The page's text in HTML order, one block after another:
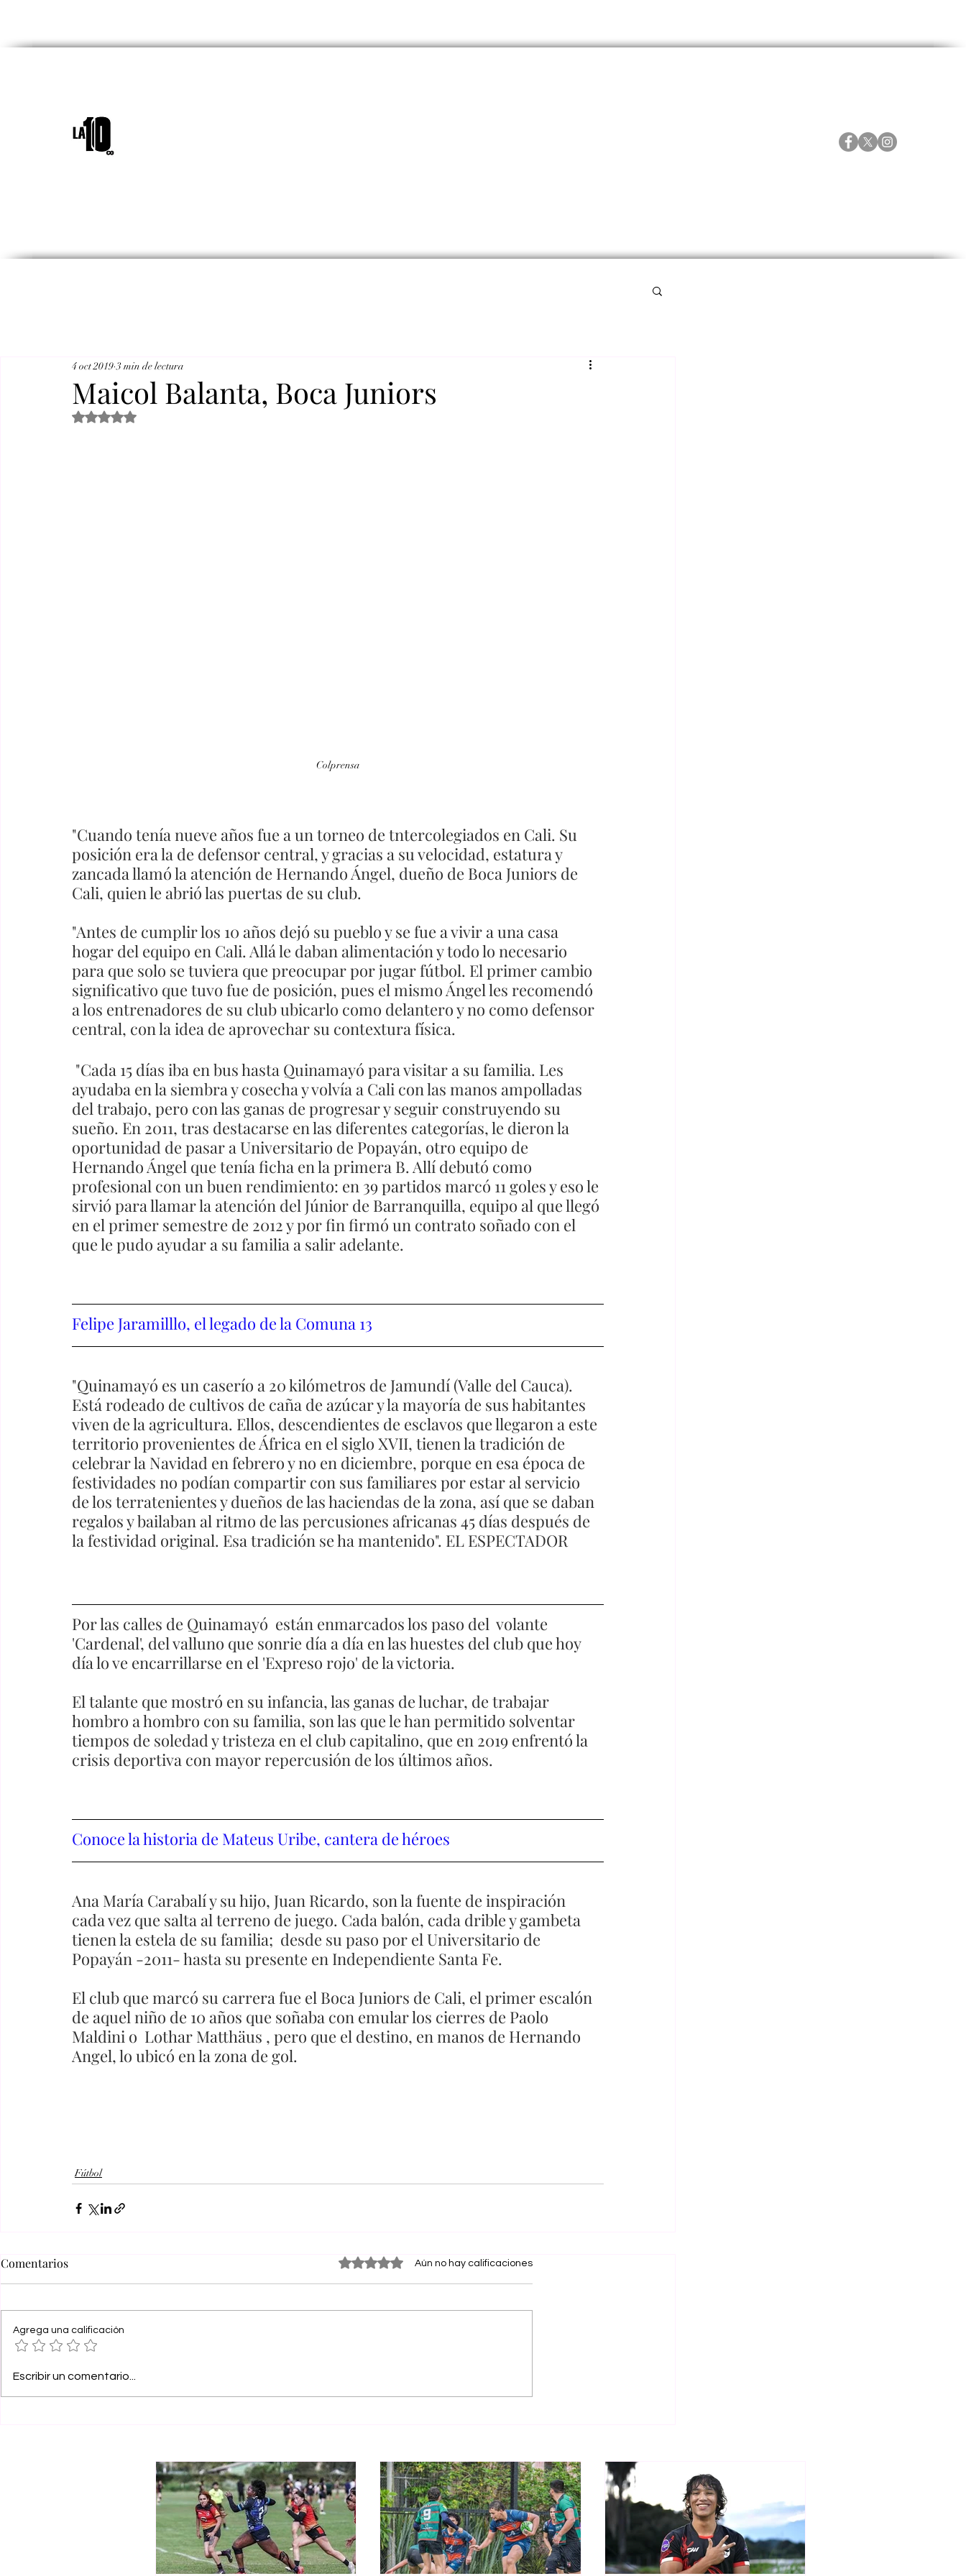
Maicol Balanta, Boca Juniors
4 oct 2019 3 min de lectura
Obtuvo NaN de 5 estrellas.
Colprensa
"Cuando tenía nueve años fue a un torneo de tntercolegiados en Cali. Su
posición era la de defensor central, y gracias a su velocidad, estatura y
zancada llamó la atención de Hernando Ángel, dueño de Boca Juniors de
Cali, quien le abrió las puertas de su club.
"Antes de cumplir los 10 años dejó su pueblo y se fue a vivir a una casa
hogar del equipo en Cali. Allá le daban alimentación y todo lo necesario
para que solo se tuviera que preocupar por jugar fútbol. El primer cambio
significativo que tuvo fue de posición, pues el mismo Ángel les recomendó
a los entrenadores de su club ubicarlo como delantero y no como defensor
central, con la idea de aprovechar su contextura física.
ayudaba en la siembra y cosecha y volvía a Cali con las manos ampolladas
del trabajo, pero con las ganas de progresar y seguir construyendo su
sueño. En 2011, tras destacarse en las diferentes categorías, le dieron la
oportunidad de pasar a Universitario de Popayán, otro equipo de
Hernando Ángel que tenía ficha en la primera B. Allí debutó como
profesional con un buen rendimiento: en 39 partidos marcó 11 goles y eso le
sirvió para llamar la atención del Júnior de Barranquilla, equipo al que llegó
en el primer semestre de 2012 y por fin firmó un contrato soñado con el
que le pudo ayudar a su familia a salir adelante.
Felipe Jaramilllo, el legado de la Comuna 13
"Quinamayó es un caserío a 20 kilómetros de Jamundí (Valle del Cauca).
Está rodeado de cultivos de caña de azúcar y la mayoría de sus habitantes
viven de la agricultura. Ellos, descendientes de esclavos que llegaron a este
territorio provenientes de África en el siglo XVII, tienen la tradición de
celebrar la Navidad en febrero y no en diciembre, porque en esa época de
festividades no podían compartir con sus familiares por estar al servicio
de los terratenientes y dueños de las haciendas de la zona, así que se daban
regalos y bailaban al ritmo de las percusiones africanas 45 días después de
la festividad original. Esa tradición se ha mantenido". EL ESPECTADOR
Por las calles de Quinamayó  están enmarcados los paso del  volante
'Cardenal', del valluno que sonrie día a día en las huestes del club que hoy
día lo ve encarrillarse en el 'Expreso rojo' de la victoria.
El talante que mostró en su infancia, las ganas de luchar, de trabajar
hombro a hombro con su familia, son las que le han permitido solventar
tiempos de soledad y tristeza en el club capitalino, que en 2019 enfrentó la
crisis deportiva con mayor repercusión de los últimos años.
Conoce la historia de Mateus Uribe, cantera de héroes
Ana María Carabalí y su hijo, Juan Ricardo, son la fuente de inspiración
cada vez que salta al terreno de juego. Cada balón, cada drible y gambeta
tienen la estela de su familia;  desde su paso por el Universitario de
Popayán -2011- hasta su presente en Independiente Santa Fe.
El club que marcó su carrera fue el Boca Juniors de Cali, el primer escalón
de aquel niño de 10 años que soñaba con emular los cierres de Paolo
Maldini o  Lothar Matthäus , pero que el destino, en manos de Hernando
Angel, lo ubicó en la zona de gol.
Fútbol
Comentarios Obtuvo 0 de 5 estrellas.Aún no hay calificaciones
Agrega una calificación
Escribir un comentario...